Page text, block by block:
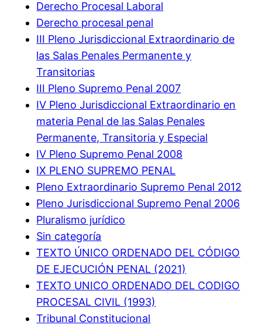
Derecho Procesal Laboral
Derecho procesal penal
III Pleno Jurisdiccional Extraordinario de
las Salas Penales Permanente y
Transitorias
III Pleno Supremo Penal 2007
IV Pleno Jurisdiccional Extraordinario en
materia Penal de las Salas Penales
Permanente, Transitoria y Especial
IV Pleno Supremo Penal 2008
IX PLENO SUPREMO PENAL
Pleno Extraordinario Supremo Penal 2012
Pleno Jurisdiccional Supremo Penal 2006
Pluralismo jurídico
Sin categoría
TEXTO ÚNICO ORDENADO DEL CÓDIGO
DE EJECUCIÓN PENAL (2021)
TEXTO UNICO ORDENADO DEL CODIGO
PROCESAL CIVIL (1993)
Tribunal Constitucional